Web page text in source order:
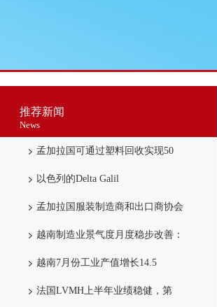
推荐新闻
News
孟加拉国可通过塑料回收实现50
以色列的Delta Galil
孟加拉国服装制造商和出口商协会
越南制造业景气度月度稳步改善：
越南7月份工业产值增长14.5
法国LVMH上半年业绩稳健，第